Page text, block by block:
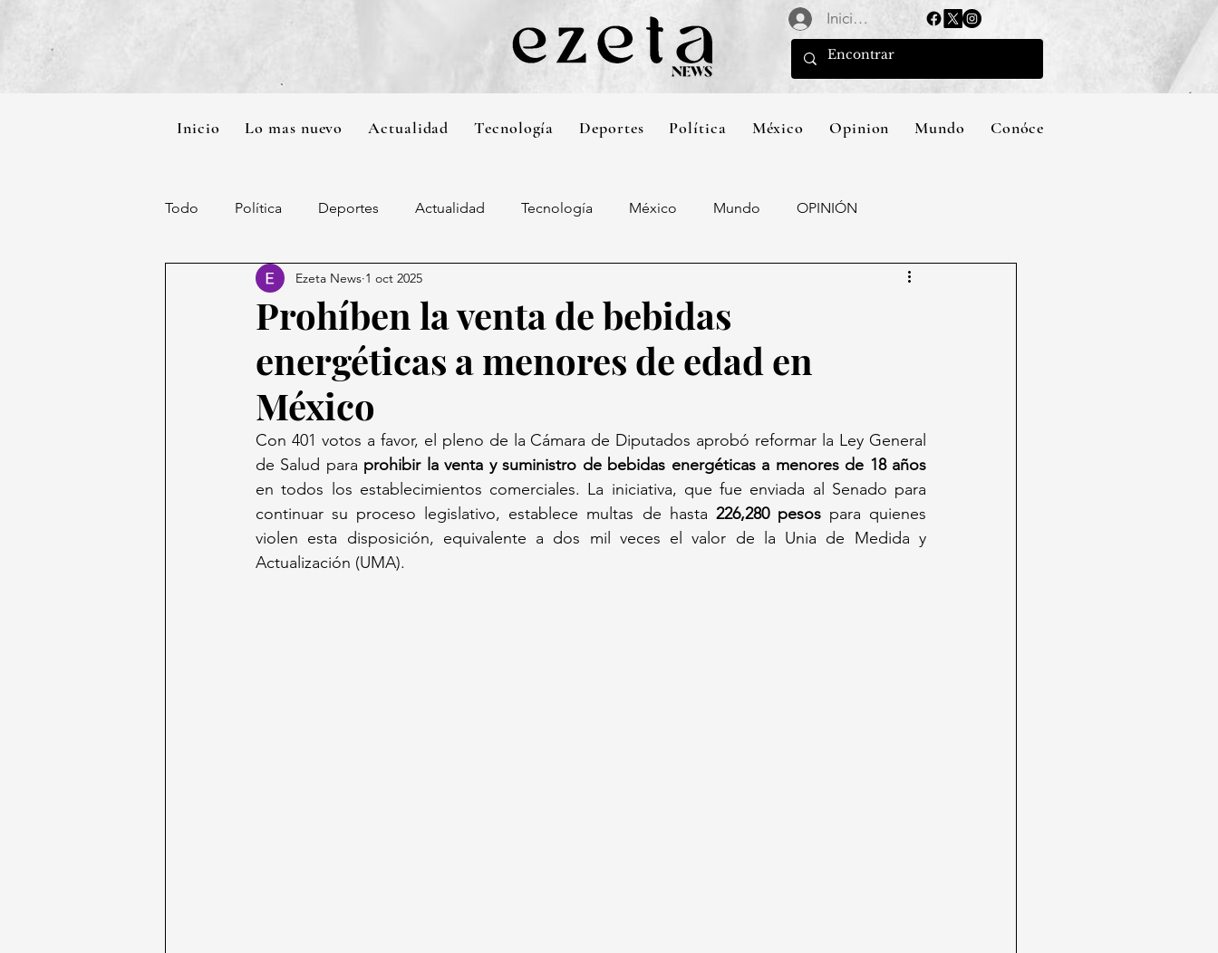
Iniciar sesión
Inicio Lo mas nuevo Actualidad Tecnología Deportes Política México Opinion Mundo Conócenos
Todo Política Deportes Actualidad Tecnología México Mundo OPINIÓN
Prohíben la venta de bebidas
energéticas a menores de edad en
México
Ezeta News 1 oct 2025
Con 401 votos a favor, el pleno de la Cámara de Diputados aprobó reformar la Ley General
de Salud para prohibir la venta y suministro de bebidas energéticas a menores de 18 años
en todos los establecimientos comerciales. La iniciativa, que fue enviada al Senado para
continuar su proceso legislativo, establece multas de hasta 226,280 pesos para quienes
violen esta disposición, equivalente a dos mil veces el valor de la Unia de Medida y
Actualización (UMA).